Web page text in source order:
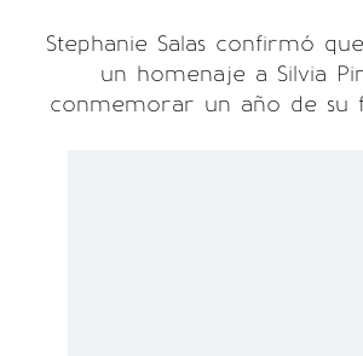
Stephanie Salas confirmó
un homenaje a Silvia
conmemorar un año de su